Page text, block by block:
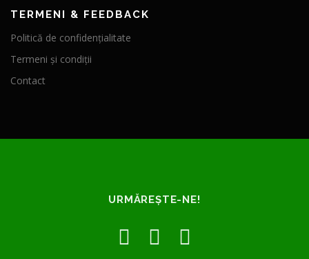
TERMENI & FEEDBACK
Politică de confidențialitate
Termeni și condiții
Contact
URMĂREȘTE-NE!